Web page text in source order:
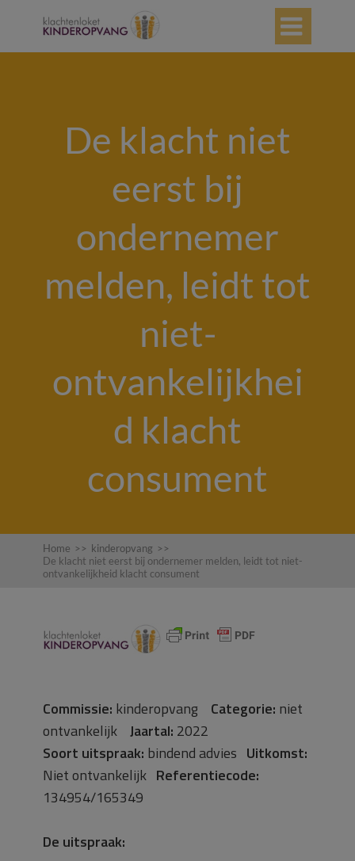

De klacht niet
eerst bij
ondernemer
melden, leidt tot
niet-
ontvankelijkhei
d klacht
consument
Home >> kinderopvang >>
De klacht niet eerst bij ondernemer melden, leidt tot niet-
ontvankelijkheid klacht consument
Commissie: kinderopvang Categorie: niet
ontvankelijk Jaartal: 2022
Soort uitspraak: bindend advies Uitkomst:
Niet ontvankelijk Referentiecode:
134954/165349
De uitspraak: